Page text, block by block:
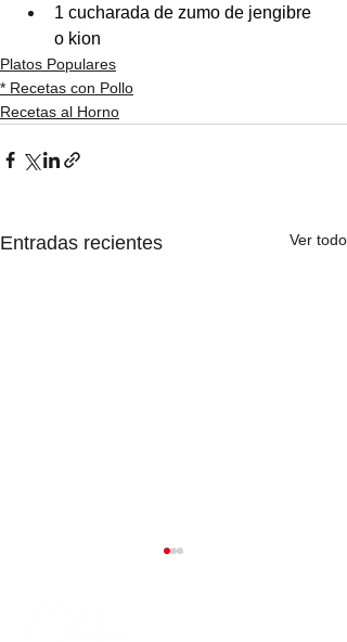
1 cucharada de zumo de jengibre
o kion
Platos Populares
* Recetas con Pollo
Recetas al Horno
Entradas recientes Ver todo